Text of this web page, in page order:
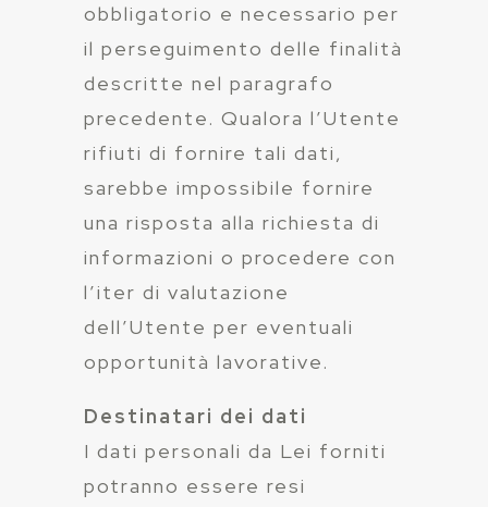
obbligatorio e necessario per
il perseguimento delle finalità
descritte nel paragrafo
precedente. Qualora l’Utente
rifiuti di fornire tali dati,
sarebbe impossibile fornire
una risposta alla richiesta di
informazioni o procedere con
l’iter di valutazione
dell’Utente per eventuali
opportunità lavorative.
Destinatari dei dati
I dati personali da Lei forniti
potranno essere resi